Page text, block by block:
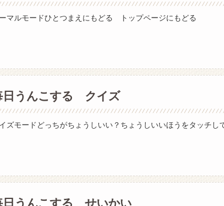
マルモードひとつまえにもどる トップページにもどる
日うんこする クイズ
ズモードどっちがちょうしいい？ちょうしいいほうをタッチ
日うんこする せいかい